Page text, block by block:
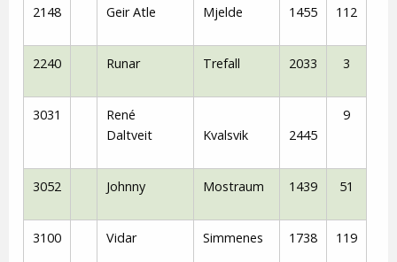
2148 Geir Atle Mjelde 1455 112
2240 Runar Trefall 2033 3
3031
René
Daltveit
Kvalsvik 2445
9
3052 Johnny Mostraum 1439 51
3100 Vidar Simmenes 1738 119